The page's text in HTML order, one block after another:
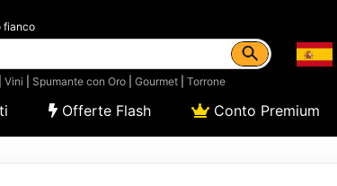
fianco
Vini Spumante con Oro| Gourmet| Torrone
Offerte Flash Conto Premium